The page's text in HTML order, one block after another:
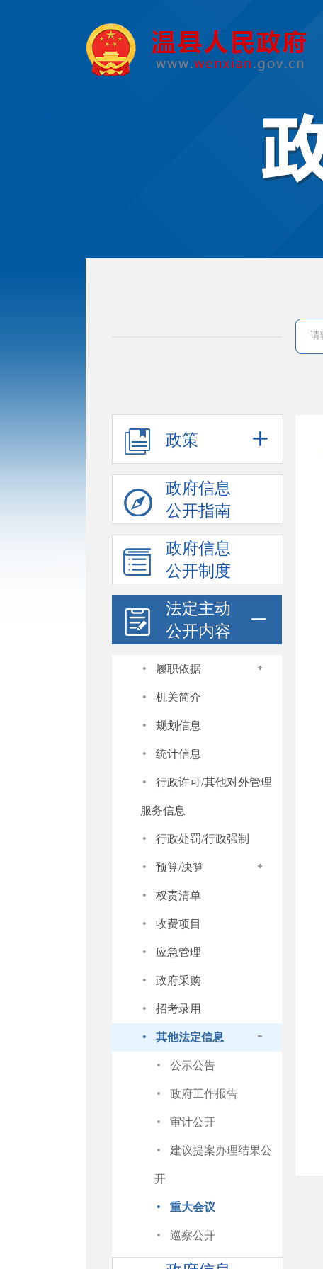
政策
政府信息
公开指南
政府信息
公开制度
法定主动
公开内容
· 履职依据
· 机关简介
· 规划信息
· 统计信息
· 行政许可/其他对外管理
服务信息
· 行政处罚/行政强制
· 预算/决算
· 权责清单
· 收费项目
· 应急管理
· 政府采购
· 招考录用
· 其他法定信息
· 公示公告
· 政府工作报告
· 审计公开
· 建议提案办理结果公
开
· 重大会议
· 巡察公开